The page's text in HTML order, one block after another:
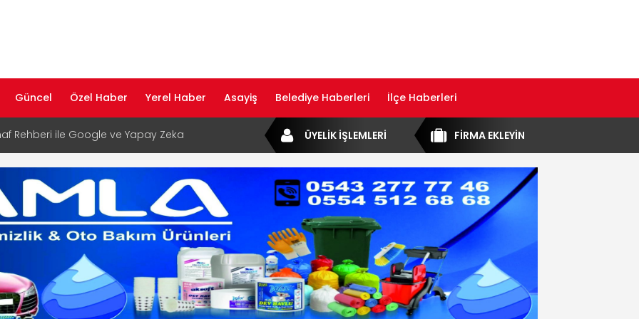
Güncel Özel Haber Yerel Haber Asayiş Belediye Haberleri İlçe Haberleri
Rehberi ile Google ve Yapay Zeka
Öne Çıkın
Rehberi Hizmete Girdi
Yayın Hayatına Başladı | Hızlı ve Akıllı
Dijital Devrim: Rota Sepetim
Bölge Müdürü Makam Koltuğunu
FİRMA EKLEYİN
ÜYELİK İŞLEMLERİ